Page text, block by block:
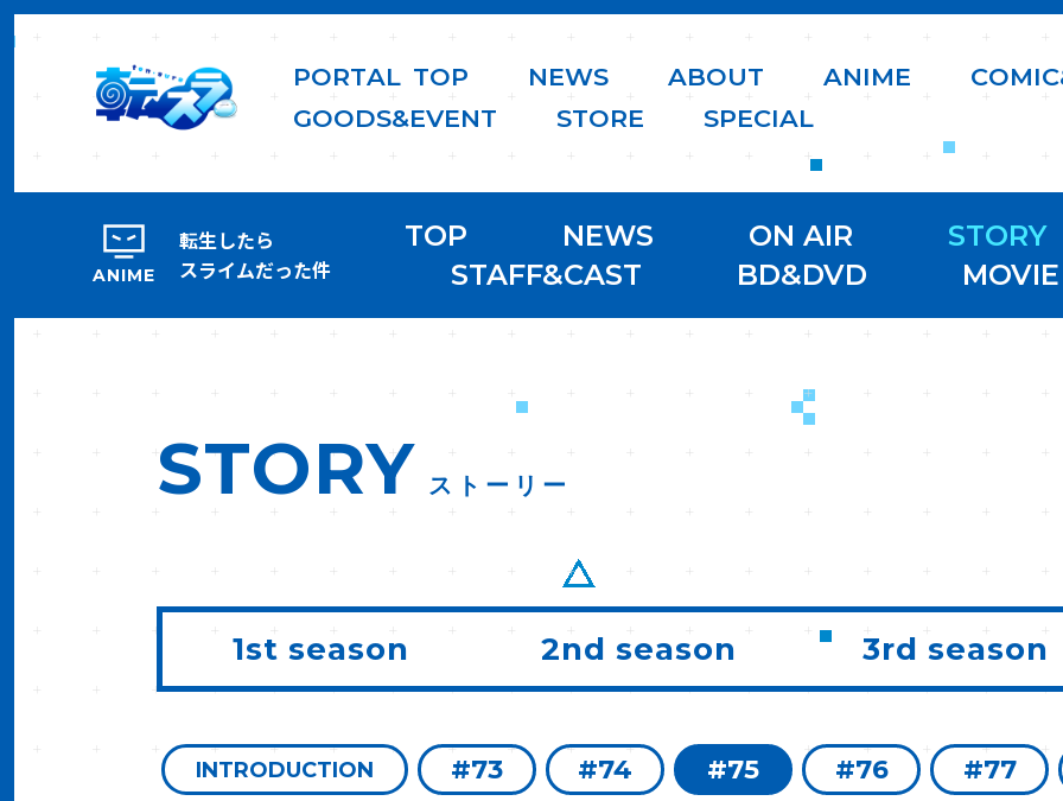
PORTAL TOP NEWS ABOUT ANIME COMIC
GOODS&EVENT STORE SPECIAL
ANIME
転生したら
スライムだった件
TOP NEWS ON AIR
STORY
STAFF&CAST
BD&DVD MOVIE
STORY ストーリー
1st season 2nd season 3rd season
INTRODUCTION #73 #74 #75 #76
#77